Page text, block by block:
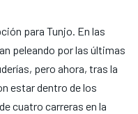
para Tunjo. En las
peleando por las últimas
pero ahora, tras la
estar dentro de los
cuatro carreras en la